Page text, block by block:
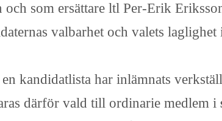
och som ersättare ltl Per-Erik
valbarhet och valets
en kandidatlista har inlämnats
därför vald till ordinarie medlem i